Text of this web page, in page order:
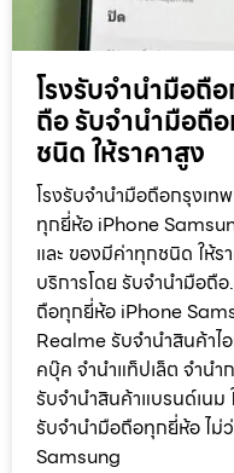
โรงรับจำนำมือถื
ถือ รับจำนำมือถื
ชนิด ให้ราคาสูง
โรงรับจำนำมือถือกรุงเท
ทุกยี่ห้อ iPhone
และ ของมีค่าทุกชนิด ให้ร
บริการโดย รับจํานํามือถื
ถือทุกยี่ห้อ iPhone
Realme รับจำนำสินค้าไ
คบุ๊ค จำนำแท็ปเล็ต จำนำ
รับจำนำสินค้าแบรนด์เนม
รับจำนำมือถือทุกยี่ห้อ ไม่
Samsung